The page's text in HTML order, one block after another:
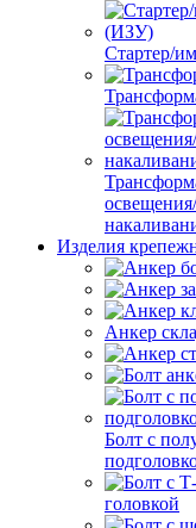
Стартер/
Изделия
Анкер
Болт с
головкой